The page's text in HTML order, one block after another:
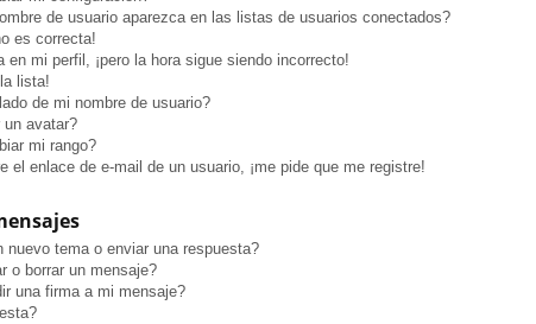
de usuario aparezca en las listas de usuarios conectados?
es correcta!
en mi perfil, ¡pero la hora sigue siendo incorrecto!
lista!
de mi nombre de usuario?
un avatar?
mi rango?
el enlace de e-mail de un usuario, ¡me pide que me registre!
nuevo tema o enviar una respuesta?
o borrar un mensaje?
una firma a mi mensaje?